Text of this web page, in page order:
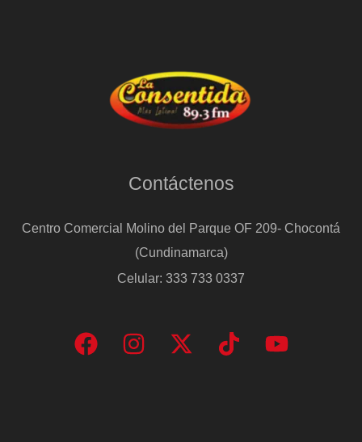
Contáctenos
Centro Comercial Molino del Parque OF 209- Chocontá
(Cundinamarca)
Celular: 333 733 0337